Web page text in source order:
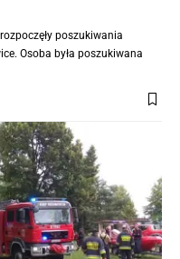
poszukiwania
Osoba była poszukiwana